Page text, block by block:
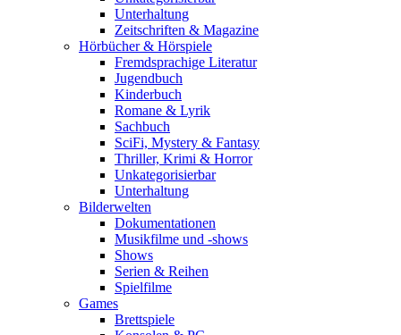
Unterhaltung
Zeitschriften & Magazine
Hörbücher & Hörspiele
Fremdsprachige Literatur
Jugendbuch
Kinderbuch
Romane & Lyrik
Sachbuch
SciFi, Mystery & Fantasy
Thriller, Krimi & Horror
Unkategorisierbar
Unterhaltung
Bilderwelten
Dokumentationen
Musikfilme und -shows
Shows
Serien & Reihen
Spielfilme
Games
Brettspiele